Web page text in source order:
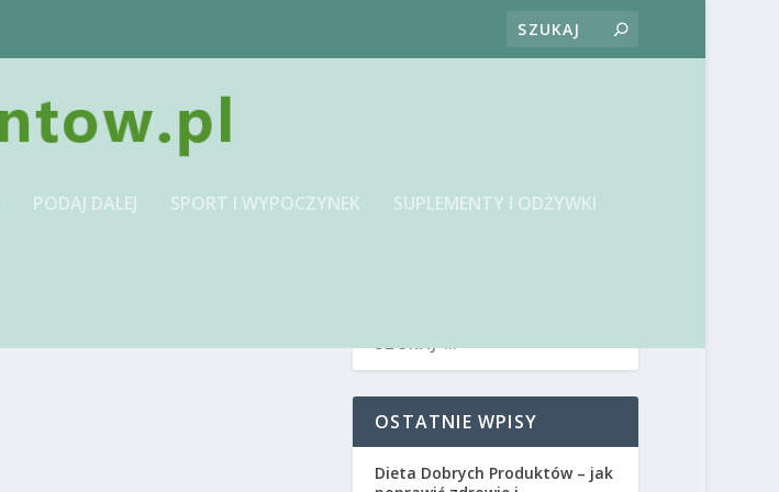
PODAJ DALEJ SPORT I WYPOCZYNEK SUPLEMENTY I ODŻYWKI
OSTATNIE WPISY
Dieta Dobrych Produktów – jak